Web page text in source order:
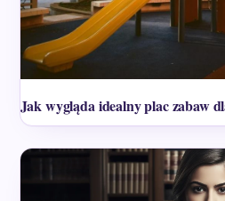
Jak wygląda idealny plac zabaw